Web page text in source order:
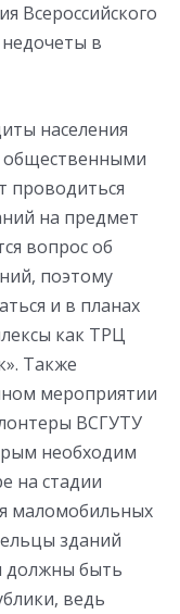
Всероссийского
в
населения
общественными
проводиться
на предмет
вопрос об
поэтому
и в планах
как ТРЦ
Также
мероприятии
ВСГУТУ
необходим
на стадии
маломобильных
зданий
должны быть
ведь